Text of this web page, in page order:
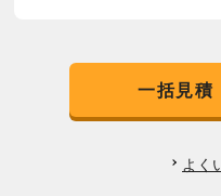
一括見積
よく